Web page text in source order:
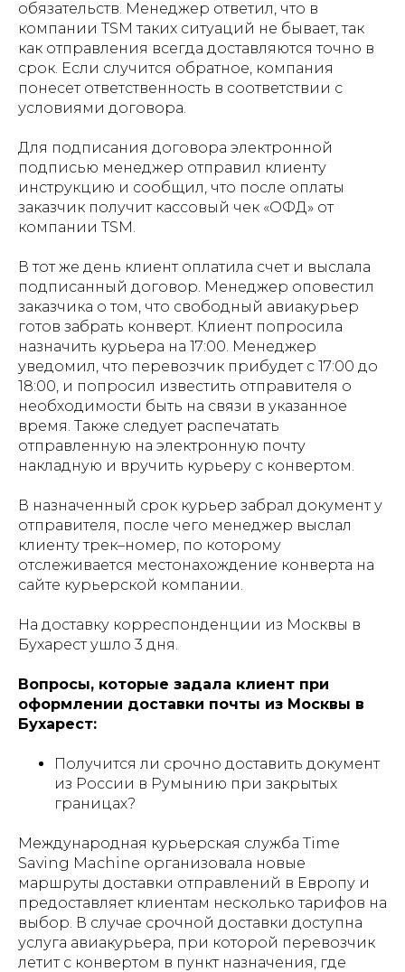
обязательств. Менеджер ответил, что в
компании TSM таких ситуаций не бывает, так
как отправления всегда доставляются точно в
срок. Если случится обратное, компания
понесет ответственность в соответствии с
условиями договора.
Для подписания договора электронной
подписью менеджер отправил клиенту
инструкцию и сообщил, что после оплаты
заказчик получит кассовый чек «ОФД» от
компании TSM.
В тот же день клиент оплатила счет и выслала
подписанный договор. Менеджер оповестил
заказчика о том, что свободный авиакурьер
готов забрать конверт. Клиент попросила
назначить курьера на 17:00. Менеджер
уведомил, что перевозчик прибудет с 17:00 до
18:00, и попросил известить отправителя о
необходимости быть на связи в указанное
время. Также следует распечатать
отправленную на электронную почту
накладную и вручить курьеру с конвертом.
В назначенный срок курьер забрал документ у
отправителя, после чего менеджер выслал
клиенту трек–номер, по которому
отслеживается местонахождение конверта на
сайте курьерской компании.
На доставку корреспонденции из Москвы в
Бухарест ушло 3 дня.
Вопросы, которые задала клиент при
оформлении доставки почты из Москвы в
Бухарест:
Получится ли срочно доставить документ
из России в Румынию при закрытых
границах?
Международная курьерская служба Time
Saving Machine организовала новые
маршруты доставки отправлений в Европу и
предоставляет клиентам несколько тарифов на
выбор. В случае срочной доставки доступна
услуга авиакурьера, при которой перевозчик
летит с конвертом в пункт назначения, где